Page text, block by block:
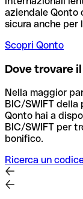
aziendale Qonto
sicura anche per
Scopri Qonto
Dove trovare
Nella maggior
BIC/SWIFT della
Qonto hai a
BIC/SWIFT per
bonifico.
Ricerca un